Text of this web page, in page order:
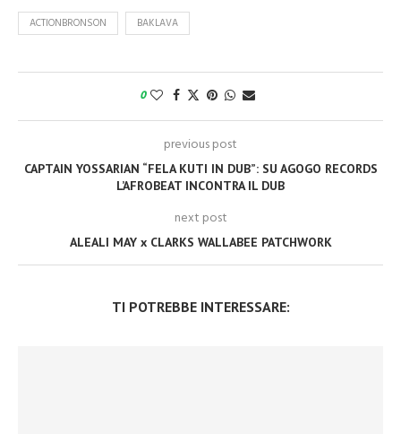
ACTIONBRONSON BAKLAVA
0
previous post
CAPTAIN YOSSARIAN “FELA KUTI IN DUB”: SU AGOGO RECORDS
L’AFROBEAT INCONTRA IL DUB
next post
ALEALI MAY x CLARKS WALLABEE PATCHWORK
TI POTREBBE INTERESSARE: